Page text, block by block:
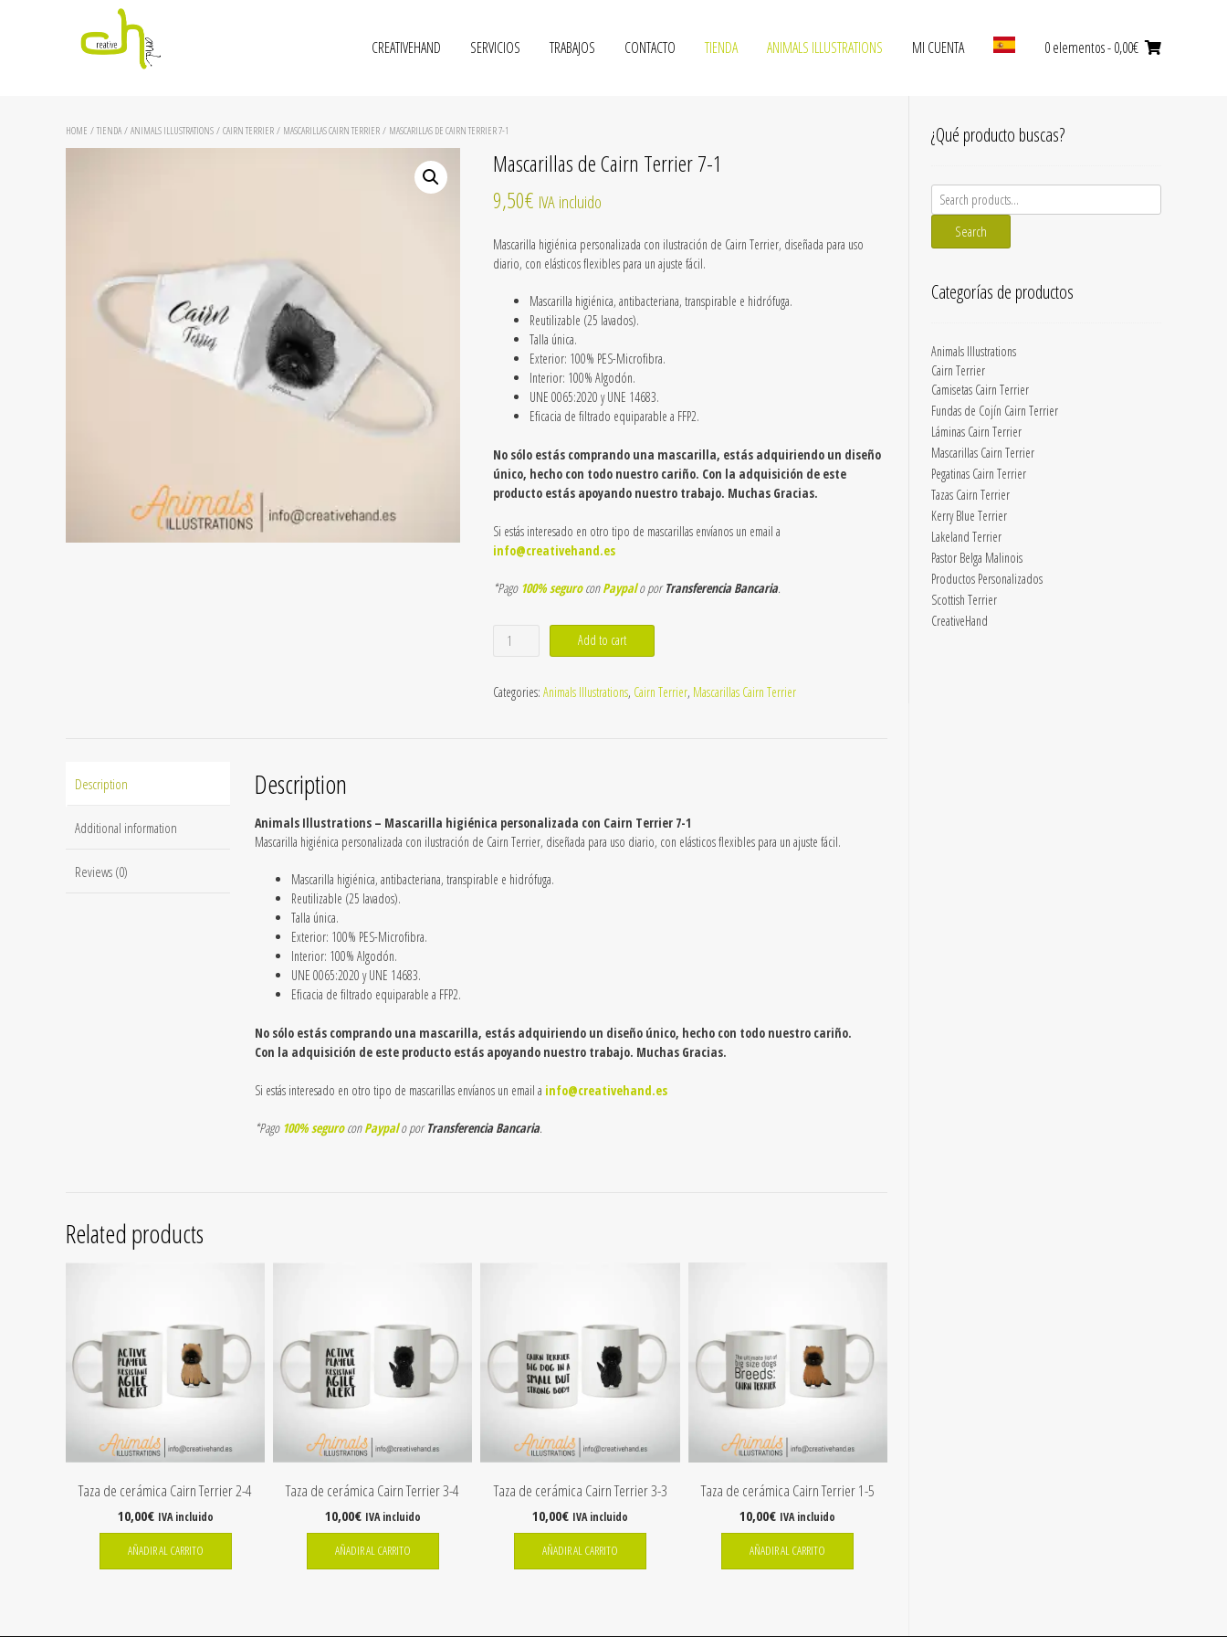
CREATIVEHAND SERVICIOS TRABAJOS CONTACTO TIENDA ANIMALS ILLUSTRATIONS MI CUENTA 0 elementos- 0,00€
HOME / TIENDA/ ANIMALS ILLUSTRATIONS / CAIRN TERRIER / MASCARILLAS CAIRN TERRIER / MASCARILLAS DE CAIRN TERRIER 7-1
Mascarillas de Cairn Terrier 7-1
9,50€ IVA incluido
Mascarilla higiénica personalizada con ilustración de Cairn Terrier, diseñada para uso
diario, con elásticos flexibles para un ajuste fácil.
Mascarilla higiénica, antibacteriana, transpirable e hidrófuga.
Reutilizable (25 lavados).
Talla única.
Exterior: 100% PES-Microfibra.
Interior: 100% Algodón.
UNE 0065:2020 y UNE 14683.
Eficacia de filtrado equiparable a FFP2.
No sólo estás comprando una mascarilla, estás adquiriendo un diseño
único, hecho con todo nuestro cariño. Con la adquisición de este
producto estás apoyando nuestro trabajo. Muchas Gracias.
Si estás interesado en otro tipo de mascarillas envíanos un email a
info@creativehand.es
*Pago 100% seguroconPaypalo porTransferencia Bancaria.
Mascarillas
Terrier
Add to cart
Categories: Animals Illustrations, Cairn Terrier, Mascarillas Cairn Terrier
Description
Additional information
Reviews (0)
Description
Animals Illustrations – Mascarilla higiénica personalizada con Cairn Terrier 7-1
Mascarilla higiénica personalizada con ilustración de Cairn Terrier, diseñada para uso diario, con elásticos flexibles para un ajuste fácil.
Mascarilla higiénica, antibacteriana, transpirable e hidrófuga.
Reutilizable (25 lavados).
Talla única.
Exterior: 100% PES-Microfibra.
Interior: 100% Algodón.
UNE 0065:2020 y UNE 14683.
Eficacia de filtrado equiparable a FFP2.
No sólo estás comprando una mascarilla, estás adquiriendo un diseño único, hecho con todo nuestro cariño.
Con la adquisición de este producto estás apoyando nuestro trabajo. Muchas Gracias.
Si estás interesado en otro tipo de mascarillas envíanos un email a info@creativehand.es
*Pago 100% seguroconPaypalo porTransferencia Bancaria.
Related products
Taza de cerámica Cairn Terrier 2-4
10,00€ IVA incluido
AÑADIR AL CARRITO
Taza de cerámica Cairn Terrier 3-4
10,00€ IVA incluido
AÑADIR AL CARRITO
Taza de cerámica Cairn Terrier 3-3
10,00€ IVA incluido
AÑADIR AL CARRITO
Taza de cerámica Cairn Terrier 1-5
10,00€ IVA incluido
AÑADIR AL CARRITO
¿Qué producto buscas?
Search
for:
Search
Categorías de productos
Animals Illustrations
Cairn Terrier
Camisetas Cairn Terrier
Fundas de Cojín Cairn Terrier
Láminas Cairn Terrier
Mascarillas Cairn Terrier
Pegatinas Cairn Terrier
Tazas Cairn Terrier
Kerry Blue Terrier
Lakeland Terrier
Pastor Belga Malinois
Productos Personalizados
Scottish Terrier
CreativeHand